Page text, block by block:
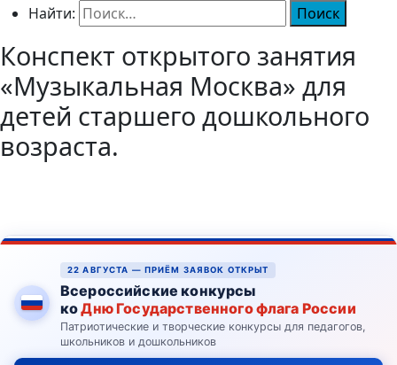
Найти:
Конспект открытого занятия
«Музыкальная Москва» для
детей старшего дошкольного
возраста.
22 АВГУСТА — ПРИЁМ ЗАЯВОК ОТКРЫТ
Всероссийские конкурсы
коДню Государственного флага России
Патриотические и творческие конкурсы для педагогов,
школьников и дошкольников